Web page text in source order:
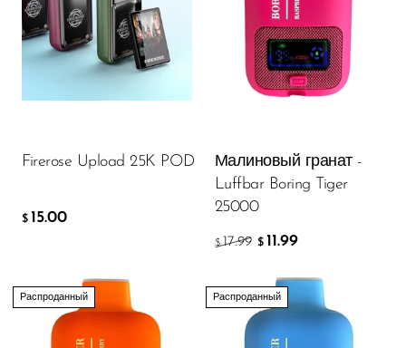
North
Off-Stamp
OXBAR
Pillow Talk
PYRO
Firerose Upload 25K POD
$ 15.00
15.00
Малиновый гранат -
Luffbar Boring Tiger
25000
$ 17.99 $ 11.99
Распроданный Распроданный